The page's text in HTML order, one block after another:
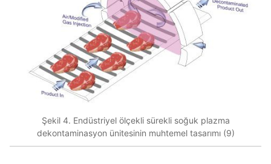
Şekil 4. Endüstriyel ölçekli sürekli soğuk plazma
dekontaminasyon ünitesinin muhtemel tasarımı (9)